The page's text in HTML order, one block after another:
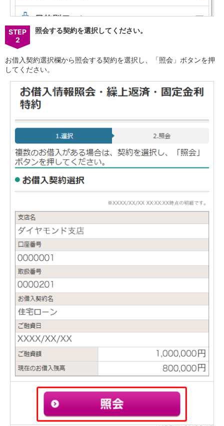
目的別ローンマイページ
保険
保険TOP
個人年金保険
医療保険
がん保険
就業不能保険
認知症保険
海外旅行保険
国内旅行傷害保険
傷害保険
カード
クレジットカード
インターネットバンキング
通帳アプリ
イオン銀行PayB
イオングループアプリ
iAEON
AEON Pay
支払・入金・サービス
支払・入金TOP
AEON Pay
口座振替サービス
自動入金サービス
WEB即時決済サービス
スマホ決済アプリ
公営競技
サービス
Myステージ
相続・税務のご相談
電子マネーWAON
STEP
2
照会する契約を選択してください。
お借入契約選択欄から照会する契約を選択し、「照会」ボタンを押
してください。